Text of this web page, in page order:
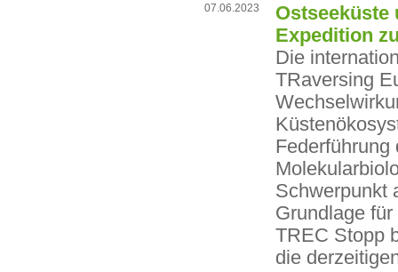
07.06.2023
Ostseeküste
Expedition
Die
TRaversing
Federführung
Schwerpunkt
Grundlage
TREC Stopp
die